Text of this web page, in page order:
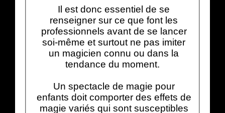
Il est donc essentiel de se
renseigner sur ce que font les
professionnels avant de se lancer
soi-même et surtout ne pas imiter
un magicien connu ou dans la
tendance du moment.
Un spectacle de magie pour
enfants doit comporter des effets de
magie variés qui sont susceptibles